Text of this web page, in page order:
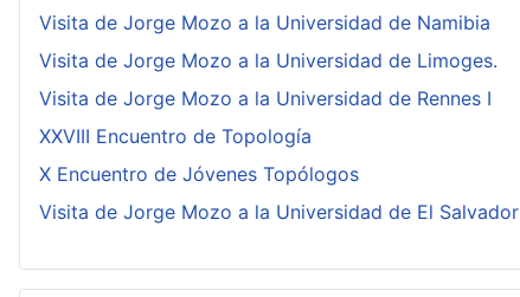
Visita de Jorge Mozo a la Universidad de Namibia
Visita de Jorge Mozo a la Universidad de Limoges.
Visita de Jorge Mozo a la Universidad de Rennes I
XXVIII Encuentro de Topología
X Encuentro de Jóvenes Topólogos
Visita de Jorge Mozo a la Universidad de El Salvador